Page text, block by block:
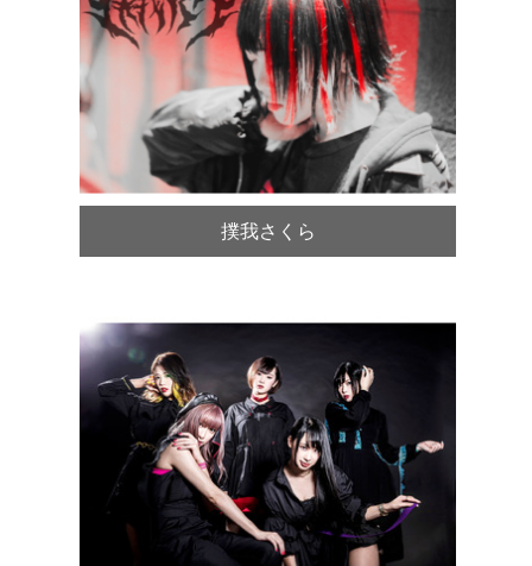
撲我さくら